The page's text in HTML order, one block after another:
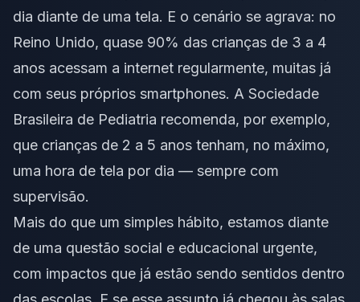
dia diante de uma tela. E o cenário se agrava: no
Reino Unido, quase 90% das crianças de 3 a 4
anos acessam a internet regularmente, muitas já
com seus próprios smartphones. A Sociedade
Brasileira de Pediatria recomenda, por exemplo,
que crianças de 2 a 5 anos tenham, no máximo,
uma hora de tela por dia — sempre com
supervisão.
Mais do que um simples hábito, estamos diante
de uma questão social e educacional urgente,
com impactos que já estão sendo sentidos dentro